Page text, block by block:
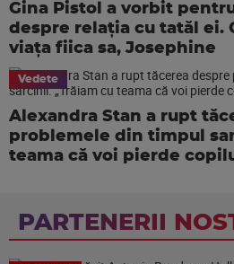
Gina Pistol a vorbit
despre relația cu tatăl ei.
viața fiica sa, Josephine
Vedete
Alexandra Stan a rupt
problemele din timpul
teama că voi pierde
PARTENERII